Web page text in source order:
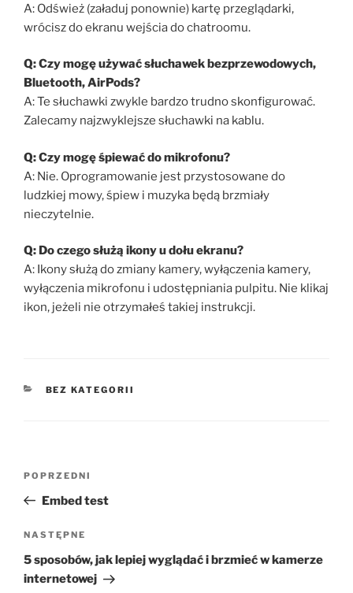
A: Odśwież (załaduj ponownie) kartę przeglądarki,
wrócisz do ekranu wejścia do chatroomu.
Q: Czy mogę używać słuchawek bezprzewodowych,
Bluetooth, AirPods?
A: Te słuchawki zwykle bardzo trudno skonfigurować.
Zalecamy najzwyklejsze słuchawki na kablu.
Q: Czy mogę śpiewać do mikrofonu?
A: Nie. Oprogramowanie jest przystosowane do
ludzkiej mowy, śpiew i muzyka będą brzmiały
nieczytelnie.
Q: Do czego służą ikony u dołu ekranu?
A: Ikony służą do zmiany kamery, wyłączenia kamery,
wyłączenia mikrofonu i udostępniania pulpitu. Nie klikaj
ikon, jeżeli nie otrzymałeś takiej instrukcji.
KATEGORIE
BEZ KATEGORII
Poprzedni
wpis
POPRZEDNI
Embed test
Następny
wpis
NASTĘPNE
5 sposobów, jak lepiej wyglądać i brzmieć w kamerze
internetowej